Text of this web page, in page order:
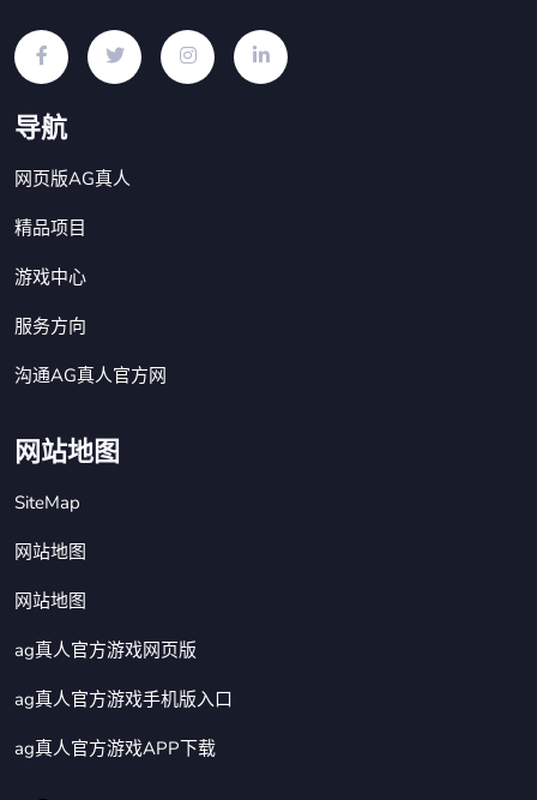
导航
网页版AG真人
精品项目
游戏中心
服务方向
沟通AG真人官方网
网站地图
SiteMap
网站地图
网站地图
ag真人官方游戏网页版
ag真人官方游戏手机版入口
ag真人官方游戏APP下载